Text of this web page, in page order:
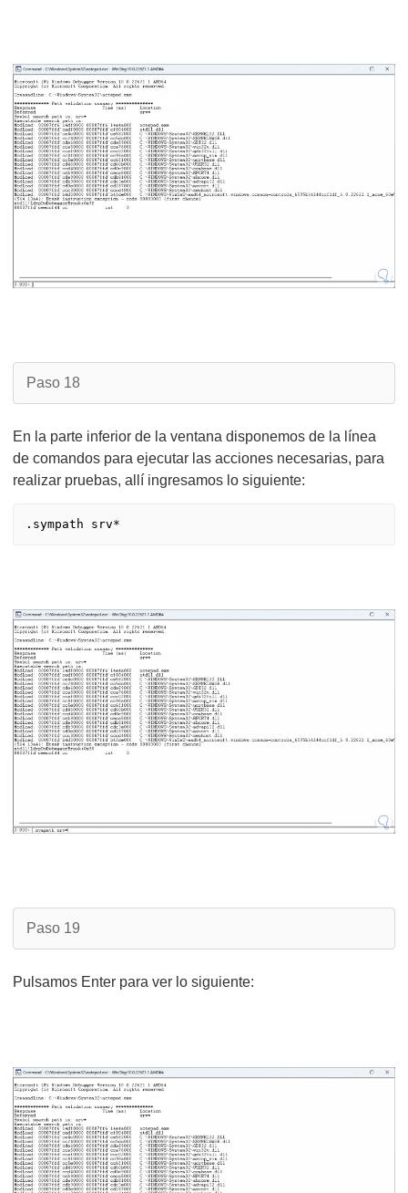
Paso 18
En la parte inferior de la ventana disponemos de la línea
de comandos para ejecutar las acciones necesarias, para
realizar pruebas, allí ingresamos lo siguiente:
.sympath srv*
Paso 19
Pulsamos Enter para ver lo siguiente: